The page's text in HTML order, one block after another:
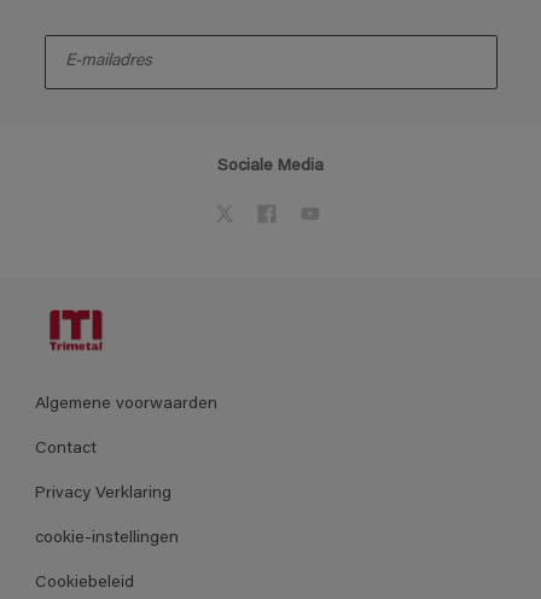
Sociale Media
Algemene voorwaarden
Contact
Privacy Verklaring
cookie-instellingen
Cookiebeleid